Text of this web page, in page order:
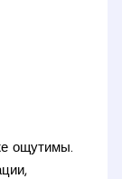
ощутимы.